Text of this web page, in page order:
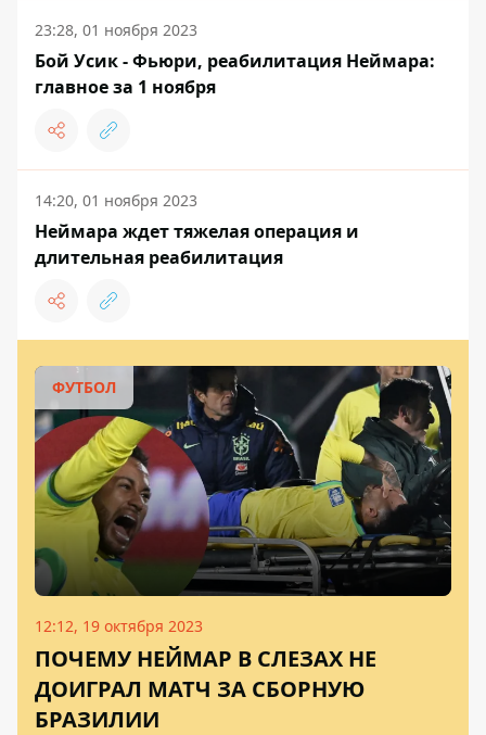
23:28, 01 ноября 2023
Бой Усик - Фьюри, реабилитация Неймара:
главное за 1 ноября
14:20, 01 ноября 2023
Неймара ждет тяжелая операция и
длительная реабилитация
ФУТБОЛ
12:12, 19 октября 2023
ПОЧЕМУ НЕЙМАР В СЛЕЗАХ НЕ
ДОИГРАЛ МАТЧ ЗА СБОРНУЮ
БРАЗИЛИИ